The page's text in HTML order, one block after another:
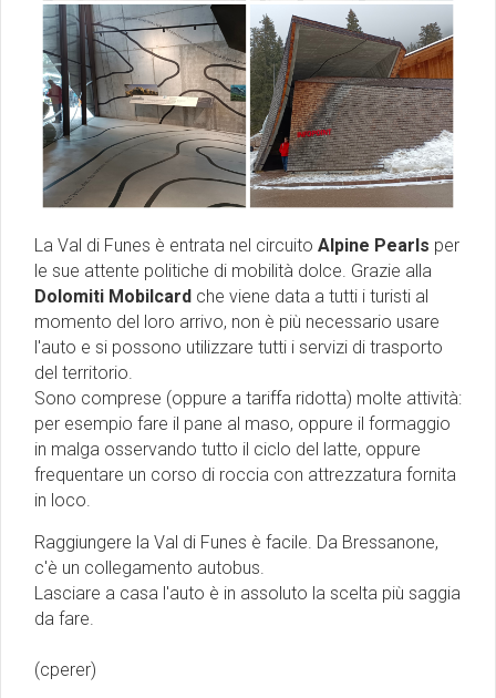
La Val di Funes è entrata nel circuito Alpine Pearls per
le sue attente politiche di mobilità dolce. Grazie alla
Dolomiti Mobilcard che viene data a tutti i turisti al
momento del loro arrivo, non è più necessario usare
l'auto e si possono utilizzare tutti i servizi di trasporto
del territorio.
Sono comprese (oppure a tariffa ridotta) molte attività:
per esempio fare il pane al maso, oppure il formaggio
in malga osservando tutto il ciclo del latte, oppure
frequentare un corso di roccia con attrezzatura fornita
in loco.
Raggiungere la Val di Funes è facile. Da Bressanone,
c'è un collegamento autobus.
Lasciare a casa l'auto è in assoluto la scelta più saggia
da fare.
(cperer)